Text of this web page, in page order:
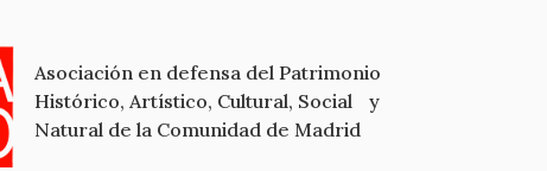
Asociación en defensa del Patrimonio
Histórico, Artístico, Cultural, Social y
Natural de la Comunidad de Madrid